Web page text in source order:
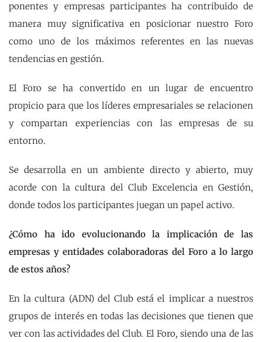
ponentes y empresas participantes ha contribuido de
manera muy significativa en posicionar nuestro Foro
como uno de los máximos referentes en las nuevas
tendencias en gestión.
El Foro se ha convertido en un lugar de encuentro
propicio para que los líderes empresariales se relacionen
y compartan experiencias con las empresas de su
entorno.
Se desarrolla en un ambiente directo y abierto, muy
acorde con la cultura del Club Excelencia en Gestión,
donde todos los participantes juegan un papel activo.
¿Cómo ha ido evolucionando la implicación de las
empresas y entidades colaboradoras del Foro a lo largo
de estos años?
En la cultura (ADN) del Club está el implicar a nuestros
grupos de interés en todas las decisiones que tienen que
ver con las actividades del Club. El Foro, siendo una de las